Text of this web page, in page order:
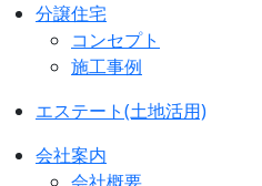
分譲住宅
コンセプト
施工事例
エステート(土地活用)
会社案内